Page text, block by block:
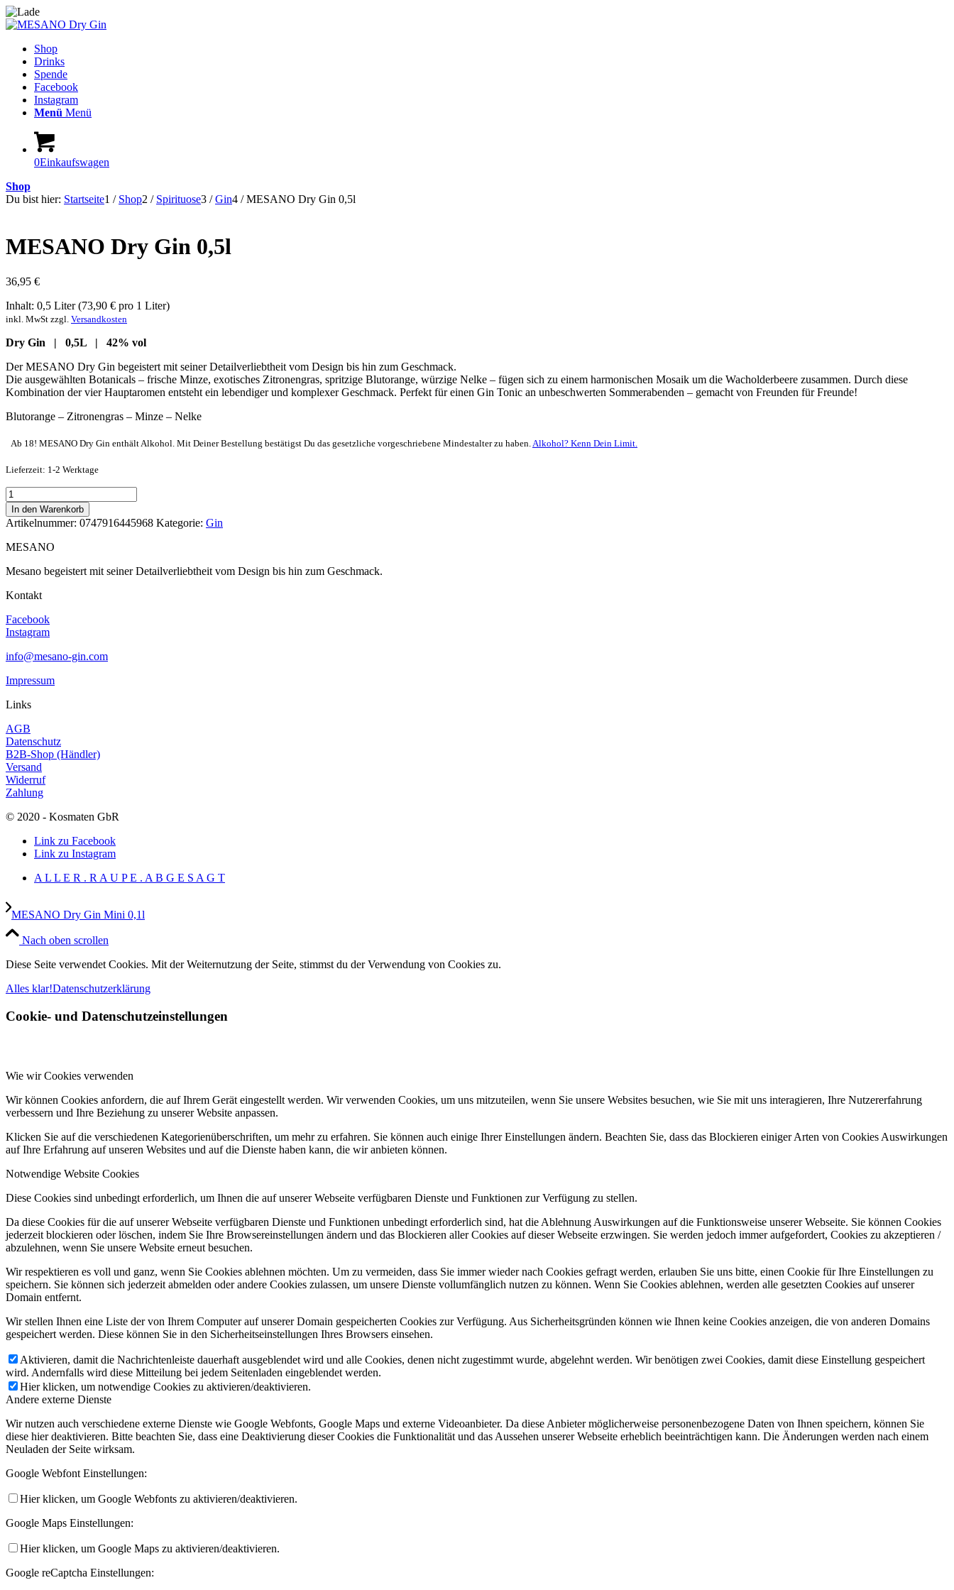
Shop
Drinks
Spende
Facebook
Instagram
Menü Menü
0Einkaufswagen
Shop
Du bist hier: Startseite1 / Shop2 / Spirituose3 / Gin4 / MESANO Dry Gin 0,5l
MESANO Dry Gin 0,5l
36,95 €
Inhalt: 0,5 Liter (73,90 € pro 1 Liter)
inkl. MwSt zzgl. Versandkosten
Dry Gin | 0,5L | 42% vol
Der MESANO Dry Gin begeistert mit seiner Detailverliebtheit vom Design bis hin zum Geschmack.
Die ausgewählten Botanicals – frische Minze, exotisches Zitronengras, spritzige Blutorange, würzige Nelke – fügen sich zu einem harmonischen Mosaik um die Wacholderbeere zusammen. Durch diese
Kombination der vier Hauptaromen entsteht ein lebendiger und komplexer Geschmack. Perfekt für einen Gin Tonic an unbeschwerten Sommerabenden – gemacht von Freunden für Freunde!
Blutorange – Zitronengras – Minze – Nelke
Ab 18! MESANO Dry Gin enthält Alkohol. Mit Deiner Bestellung bestätigst Du das gesetzliche vorgeschriebene Mindestalter zu haben. Alkohol? Kenn Dein Limit.
Lieferzeit: 1-2 Werktage
MESANO
Dry
Gin
0,5l
Menge
In den Warenkorb
Artikelnummer: 0747916445968 Kategorie: Gin
MESANO
Mesano begeistert mit seiner Detailverliebtheit vom Design bis hin zum Geschmack.
Kontakt
Facebook
Instagram
info@mesano-gin.com
Impressum
Links
AGB
Datenschutz
B2B-Shop (Händler)
Versand
Widerruf
Zahlung
© 2020 - Kosmaten GbR
Link zu Facebook
Link zu Instagram
A L L E R . R A U P E . A B G E S A G T
MESANO Dry Gin Mini 0,1l
Nach oben scrollen
Diese Seite verwendet Cookies. Mit der Weiternutzung der Seite, stimmst du der Verwendung von Cookies zu.
Alles klar!Datenschutzerklärung
Cookie- und Datenschutzeinstellungen
Wie wir Cookies verwenden
Wir können Cookies anfordern, die auf Ihrem Gerät eingestellt werden. Wir verwenden Cookies, um uns mitzuteilen, wenn Sie unsere Websites besuchen, wie Sie mit uns interagieren, Ihre Nutzererfahrung
verbessern und Ihre Beziehung zu unserer Website anpassen.
Klicken Sie auf die verschiedenen Kategorienüberschriften, um mehr zu erfahren. Sie können auch einige Ihrer Einstellungen ändern. Beachten Sie, dass das Blockieren einiger Arten von Cookies Auswirkungen
auf Ihre Erfahrung auf unseren Websites und auf die Dienste haben kann, die wir anbieten können.
Notwendige Website Cookies
Diese Cookies sind unbedingt erforderlich, um Ihnen die auf unserer Webseite verfügbaren Dienste und Funktionen zur Verfügung zu stellen.
Da diese Cookies für die auf unserer Webseite verfügbaren Dienste und Funktionen unbedingt erforderlich sind, hat die Ablehnung Auswirkungen auf die Funktionsweise unserer Webseite. Sie können Cookies
jederzeit blockieren oder löschen, indem Sie Ihre Browsereinstellungen ändern und das Blockieren aller Cookies auf dieser Webseite erzwingen. Sie werden jedoch immer aufgefordert, Cookies zu akzeptieren /
abzulehnen, wenn Sie unsere Website erneut besuchen.
Wir respektieren es voll und ganz, wenn Sie Cookies ablehnen möchten. Um zu vermeiden, dass Sie immer wieder nach Cookies gefragt werden, erlauben Sie uns bitte, einen Cookie für Ihre Einstellungen zu
speichern. Sie können sich jederzeit abmelden oder andere Cookies zulassen, um unsere Dienste vollumfänglich nutzen zu können. Wenn Sie Cookies ablehnen, werden alle gesetzten Cookies auf unserer
Domain entfernt.
Wir stellen Ihnen eine Liste der von Ihrem Computer auf unserer Domain gespeicherten Cookies zur Verfügung. Aus Sicherheitsgründen können wie Ihnen keine Cookies anzeigen, die von anderen Domains
gespeichert werden. Diese können Sie in den Sicherheitseinstellungen Ihres Browsers einsehen.
Aktivieren, damit die Nachrichtenleiste dauerhaft ausgeblendet wird und alle Cookies, denen nicht zugestimmt wurde, abgelehnt werden. Wir benötigen zwei Cookies, damit diese Einstellung gespeichert
wird. Andernfalls wird diese Mitteilung bei jedem Seitenladen eingeblendet werden.
Hier klicken, um notwendige Cookies zu aktivieren/deaktivieren.
Andere externe Dienste
Wir nutzen auch verschiedene externe Dienste wie Google Webfonts, Google Maps und externe Videoanbieter. Da diese Anbieter möglicherweise personenbezogene Daten von Ihnen speichern, können Sie
diese hier deaktivieren. Bitte beachten Sie, dass eine Deaktivierung dieser Cookies die Funktionalität und das Aussehen unserer Webseite erheblich beeinträchtigen kann. Die Änderungen werden nach einem
Neuladen der Seite wirksam.
Google Webfont Einstellungen:
Hier klicken, um Google Webfonts zu aktivieren/deaktivieren.
Google Maps Einstellungen:
Hier klicken, um Google Maps zu aktivieren/deaktivieren.
Google reCaptcha Einstellungen: